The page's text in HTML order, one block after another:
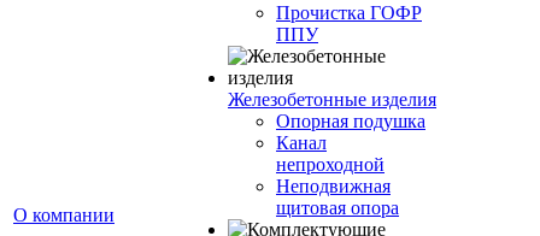
О компании
Прочистка ГОФР
ППУ
Железобетонные изделия
Опорная подушка
Канал
непроходной
Неподвижная
щитовая опора